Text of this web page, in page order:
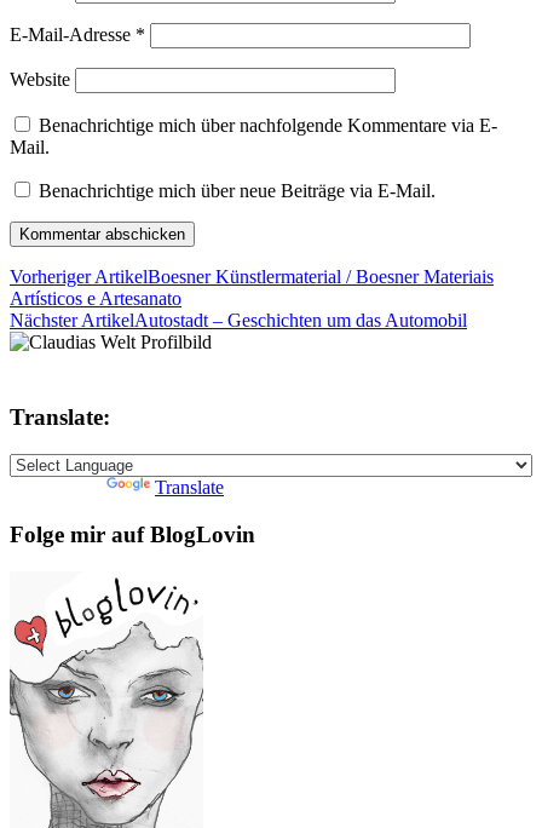
E-Mail-Adresse *
Website
Benachrichtige mich über nachfolgende Kommentare via E-
Mail.
Benachrichtige mich über neue Beiträge via E-Mail.
Vorheriger ArtikelBoesner Künstlermaterial / Boesner Materiais
Artísticos e Artesanato
Nächster ArtikelAutostadt – Geschichten um das Automobil
Translate:
Translate
Folge mir auf BlogLovin